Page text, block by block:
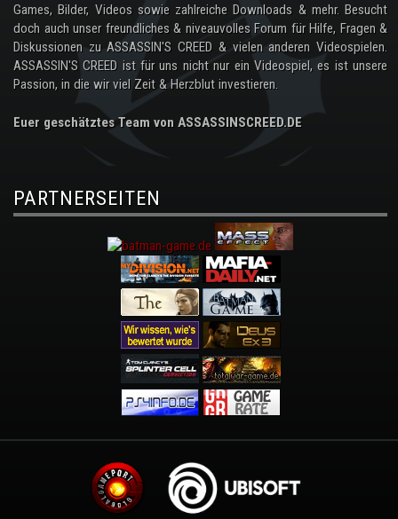
Games, Bilder, Videos sowie zahlreiche Downloads & mehr. Besucht
doch auch unser freundliches & niveauvolles Forum für Hilfe, Fragen &
Diskussionen zu ASSASSIN'S CREED & vielen anderen Videospielen.
ASSASSIN'S CREED ist für uns nicht nur ein Videospiel, es ist unsere
Passion, in die wir viel Zeit & Herzblut investieren.
Euer geschätztes Team von ASSASSINSCREED.DE
PARTNERSEITEN